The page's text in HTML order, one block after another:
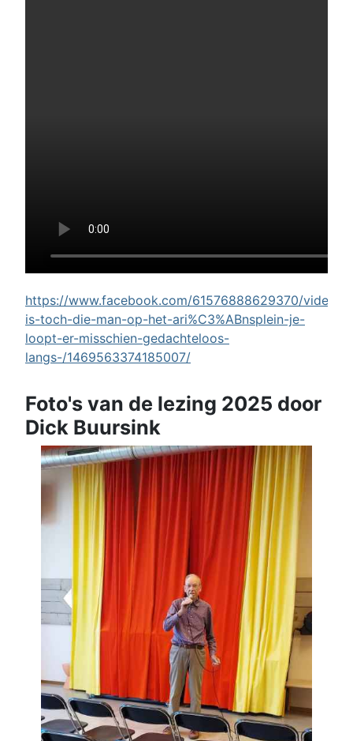
https://www.facebook.com/61576888629370/videos/
is-toch-die-man-op-het-ari%C3%ABnsplein-je-
loopt-er-misschien-gedachteloos-
langs-/1469563374185007/
Foto's van de lezing 2025 door
Dick Buursink